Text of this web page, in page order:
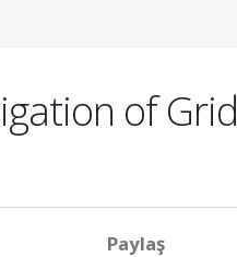
of Grid
Paylaş